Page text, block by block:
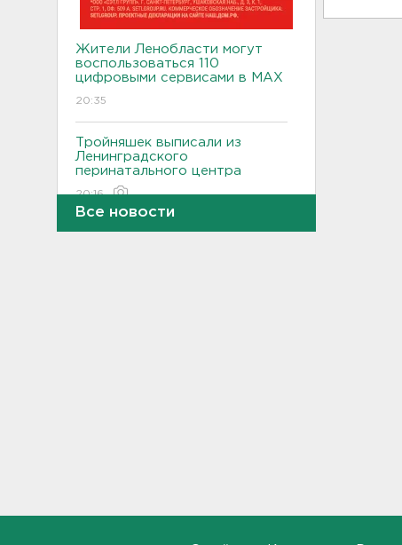
Жители Ленобласти могут
воспользоваться 110
цифровыми сервисами в МАХ
20:35
Тройняшек выписали из
Ленинградского
перинатального центра
20:16
Больше часа.
Все новости